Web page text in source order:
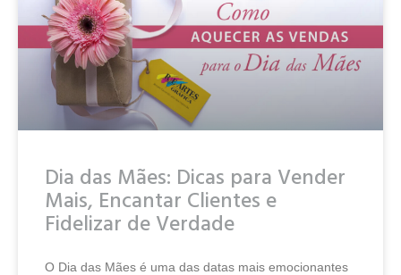
Dia das Mães: Dicas para Vender
Mais, Encantar Clientes e
Fidelizar de Verdade
O Dia das Mães é uma das datas mais emocionantes